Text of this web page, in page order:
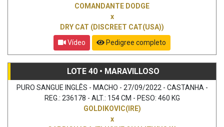
COMANDANTE DODGE
x
DRY CAT (DISCREET CAT(USA))
Vídeo
Pedigree completo
LOTE 40 • MARAVILLOSO
PURO SANGUE INGLÊS - MACHO - 27/09/2022 - CASTANHA -
REG.: 236178 - ALT.: 154 CM - PESO: 460 KG
GOLDIKOVIC(IRE)
x